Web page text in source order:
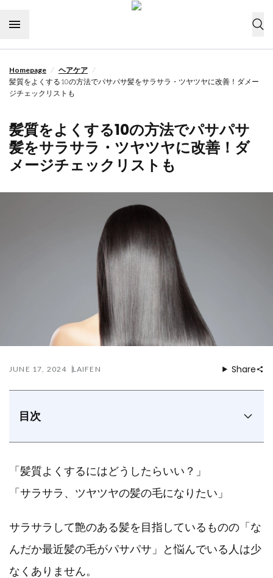
ドライヤーの選び方
ヘアケア
ライフスタイル
Homepage / ヘアケア /
髪質をよくする10の方法でパサパサ髪をサラサラ・ツヤツヤに改善！ダメー
ジチェックリストも
髪質をよくする10の方法でパサパサ
髪をサラサラ・ツヤツヤに改善！ダ
メージチェックリストも
JUNE 17, 2024 LAIFEN Share
目次
パサパサに！髪にダメージを与える原因
髪質をよくしたい人におすすめのドライヤーの選び方
まとめ
「髪質よくするにはどうしたらいい？」
「サラサラ、ツヤツヤの髪の毛になりたい」
サラサラして艶のある髪を目指しているものの「な
んだか最近髪の毛がパサパサ」と悩んでいる人は少
なくありません。